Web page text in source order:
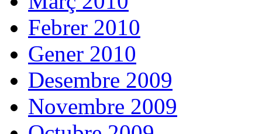
Febrer 2010
Gener 2010
Desembre 2009
Novembre 2009